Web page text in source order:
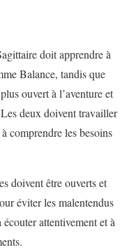
doit apprendre à
Balance, tandis que
ouvert à l’aventure et
deux doivent travailler
comprendre les besoins
doivent être ouverts et
éviter les malentendus
attentivement et à